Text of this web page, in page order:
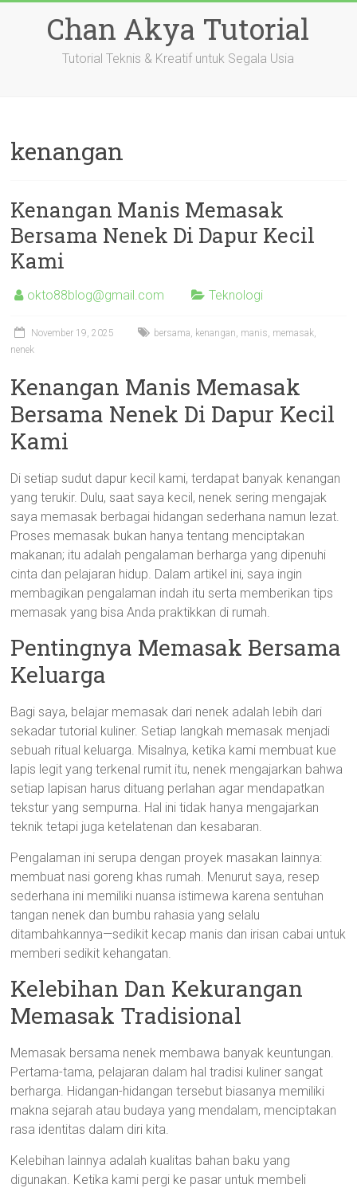
Chan Akya Tutorial
Tutorial Teknis & Kreatif untuk Segala Usia
kenangan
Kenangan Manis Memasak
Bersama Nenek Di Dapur Kecil
Kami
okto88blog@gmail.com Teknologi
November 19, 2025 bersama, kenangan, manis, memasak,
nenek
Kenangan Manis Memasak
Bersama Nenek Di Dapur Kecil
Kami
Di setiap sudut dapur kecil kami, terdapat banyak kenangan
yang terukir. Dulu, saat saya kecil, nenek sering mengajak
saya memasak berbagai hidangan sederhana namun lezat.
Proses memasak bukan hanya tentang menciptakan
makanan; itu adalah pengalaman berharga yang dipenuhi
cinta dan pelajaran hidup. Dalam artikel ini, saya ingin
membagikan pengalaman indah itu serta memberikan tips
memasak yang bisa Anda praktikkan di rumah.
Pentingnya Memasak Bersama
Keluarga
Bagi saya, belajar memasak dari nenek adalah lebih dari
sekadar tutorial kuliner. Setiap langkah memasak menjadi
sebuah ritual keluarga. Misalnya, ketika kami membuat kue
lapis legit yang terkenal rumit itu, nenek mengajarkan bahwa
setiap lapisan harus dituang perlahan agar mendapatkan
tekstur yang sempurna. Hal ini tidak hanya mengajarkan
teknik tetapi juga ketelatenan dan kesabaran.
Pengalaman ini serupa dengan proyek masakan lainnya:
membuat nasi goreng khas rumah. Menurut saya, resep
sederhana ini memiliki nuansa istimewa karena sentuhan
tangan nenek dan bumbu rahasia yang selalu
ditambahkannya—sedikit kecap manis dan irisan cabai untuk
memberi sedikit kehangatan.
Kelebihan Dan Kekurangan
Memasak Tradisional
Memasak bersama nenek membawa banyak keuntungan.
Pertama-tama, pelajaran dalam hal tradisi kuliner sangat
berharga. Hidangan-hidangan tersebut biasanya memiliki
makna sejarah atau budaya yang mendalam, menciptakan
rasa identitas dalam diri kita.
Kelebihan lainnya adalah kualitas bahan baku yang
digunakan. Ketika kami pergi ke pasar untuk membeli